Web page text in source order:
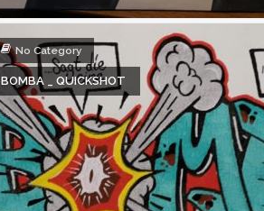
BOMBA _ QUICKSHOT
No Category